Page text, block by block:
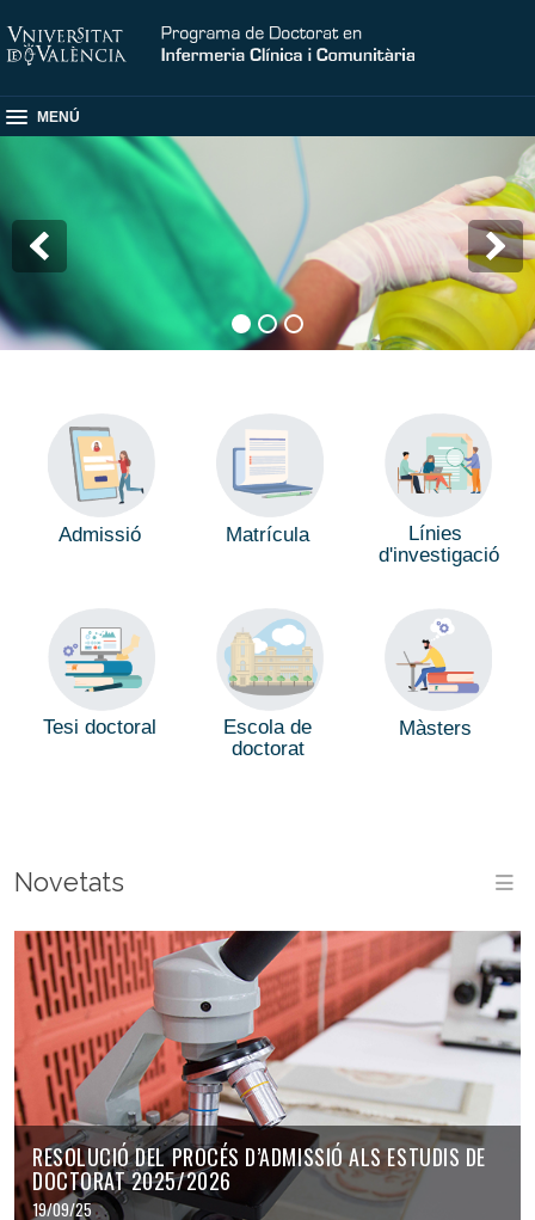
MENÚ
Admissió Matrícula
Línies
d'investigació
Tesi doctoral
Escola de
doctorat
Màsters
Novetats
RESOLUCIÓ DEL PROCÉS D’ADMISSIÓ ALS ESTUDIS DE
DOCTORAT 2025/2026
19/09/25